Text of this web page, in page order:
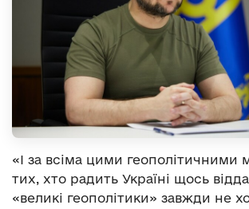
«І за всіма цими геополітичними
тих, хто радить Україні щось
«великі геополітики» завжди не